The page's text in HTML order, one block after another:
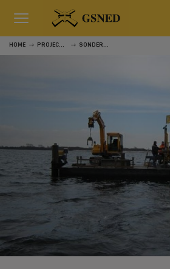
HOME PROJECTEN SONDERINGEN VEERSE MEER